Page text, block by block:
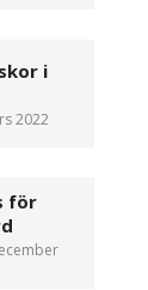
i
2022
för